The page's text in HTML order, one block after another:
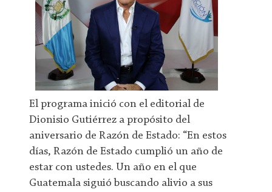
El programa inició con el editorial de
Dionisio Gutiérrez a propósito del
aniversario de Razón de Estado: “En estos
días, Razón de Estado cumplió un año de
estar con ustedes. Un año en el que
Guatemala siguió buscando alivio a sus